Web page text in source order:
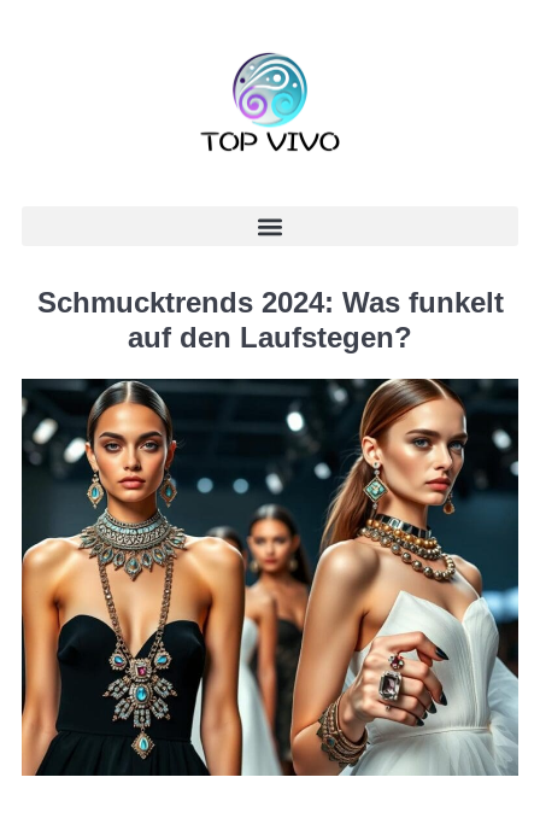
Schmucktrends 2024: Was funkelt
auf den Laufstegen?